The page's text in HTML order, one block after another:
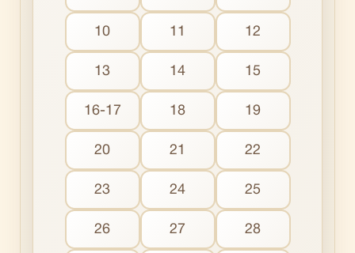
10 11 12
13 14 15
16-17 18 19
20 21 22
23 24 25
26 27 28